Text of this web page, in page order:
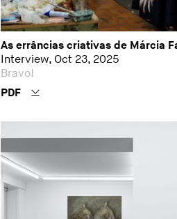
As errâncias criativas de Márcia
Interview, Oct 23, 2025
Bravo!
PDF